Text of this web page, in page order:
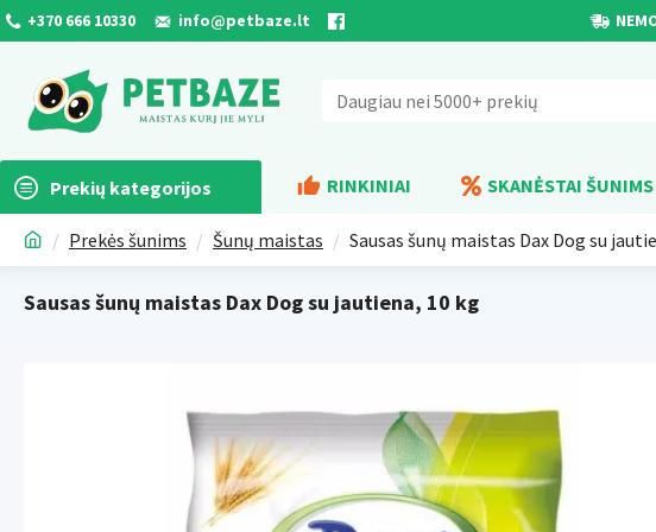
+370 666 10330 info@petbaze.lt
Prekių kategorijos RINKINIAI SKANĖSTAI ŠUNIMS
Prekės šunims Šunų maistas Sausas šunų maistas Dax Dog su
Sausas šunų maistas Dax Dog su jautiena, 10 kg